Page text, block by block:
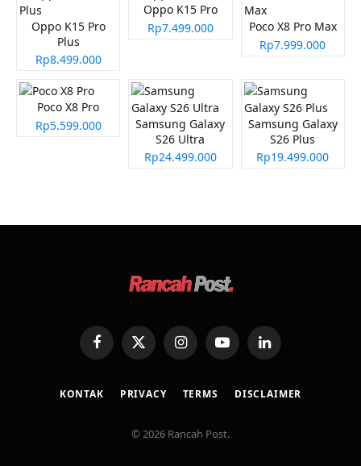
Oppo K15 Pro
Plus
Rp8.499.000
Oppo K15 Pro
Rp7.499.000
Poco X8 Pro Max
Rp7.999.000
Poco X8 Pro
Rp5.599.000
Samsung Galaxy
S26 Ultra
Rp24.499.000
Samsung Galaxy
S26 Plus
Rp19.499.000
FacebookX
(Twitter)
InstagramYouTubeLinkedIn
KONTAK PRIVACY TERMS DISCLAIMER
© 2026 Rancah Post.